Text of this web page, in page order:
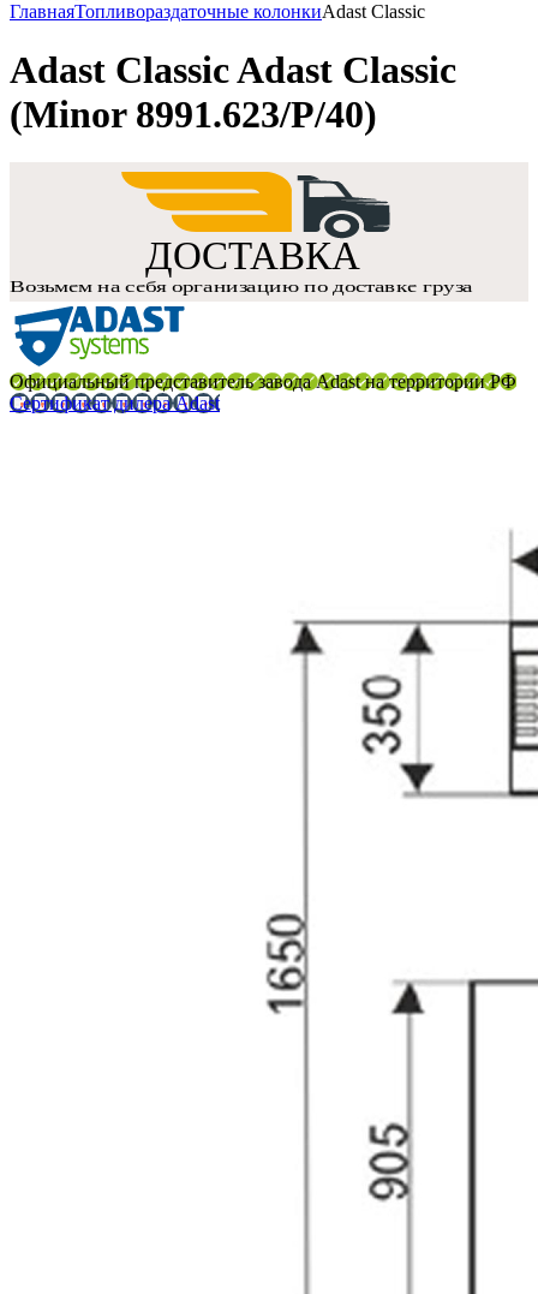
ГлавнаяТопливораздаточные колонкиAdast Classic
Adast Classic Adast Classic
(Minor 8991.623/P/40)
Официальный представитель завода Adast на территории РФ
Сертификат дилера Adast